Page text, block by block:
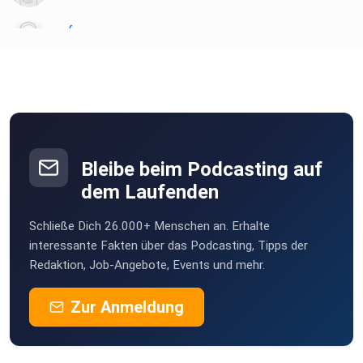
https://www.linkedin.com/in/dina-brandt-social-media/
Podcast von Dina:
sfenn
Bleibe beim Podcasting auf
dem Laufenden
Schließe Dich 26.000+ Menschen an. Erhalte
interessante Fakten über das Podcasting, Tipps der
Redaktion, Job-Angebote, Events und mehr.
Zur Anmeldung